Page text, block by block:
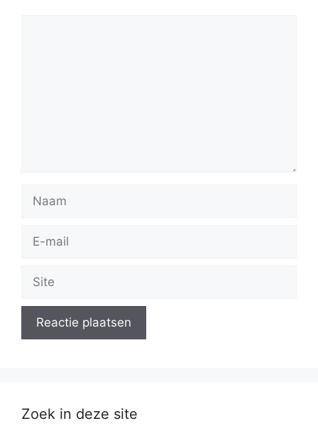
Naam
Site
Zoek in deze site